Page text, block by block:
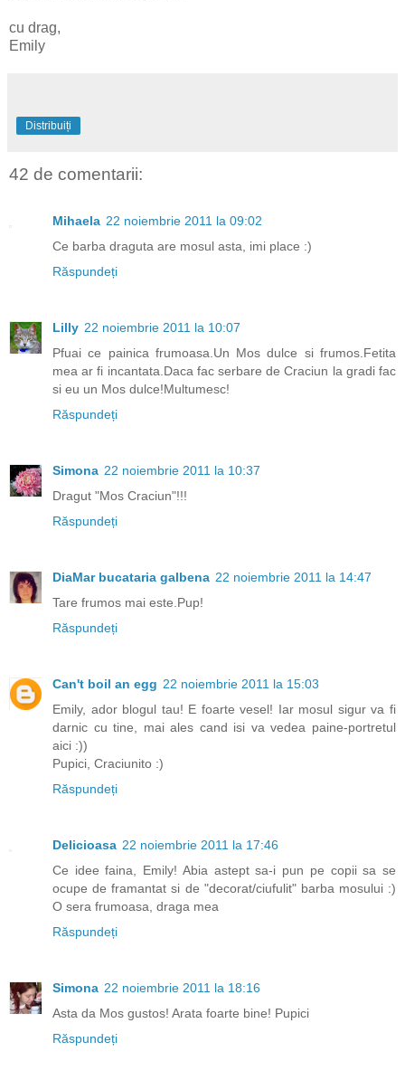
cu drag,
Emily
Distribuiți
42 de comentarii:
Mihaela 22 noiembrie 2011 la 09:02
Ce barba draguta are mosul asta, imi place :)
Răspundeți
Lilly 22 noiembrie 2011 la 10:07
Pfuai ce painica frumoasa.Un Mos dulce si frumos.Fetita
mea ar fi incantata.Daca fac serbare de Craciun la gradi fac
si eu un Mos dulce!Multumesc!
Răspundeți
Simona 22 noiembrie 2011 la 10:37
Dragut "Mos Craciun"!!!
Răspundeți
DiaMar bucataria galbena 22 noiembrie 2011 la 14:47
Tare frumos mai este.Pup!
Răspundeți
Can't boil an egg 22 noiembrie 2011 la 15:03
Emily, ador blogul tau! E foarte vesel! Iar mosul sigur va fi
darnic cu tine, mai ales cand isi va vedea paine-portretul
aici :))
Pupici, Craciunito :)
Răspundeți
Delicioasa 22 noiembrie 2011 la 17:46
Ce idee faina, Emily! Abia astept sa-i pun pe copii sa se
ocupe de framantat si de "decorat/ciufulit" barba mosului :)
O sera frumoasa, draga mea
Răspundeți
Simona 22 noiembrie 2011 la 18:16
Asta da Mos gustos! Arata foarte bine! Pupici
Răspundeți